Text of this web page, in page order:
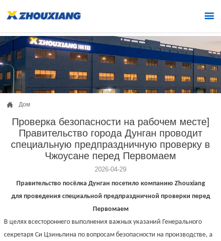

 Дом
Проверка безопасности на рабочем месте]
Правительство города Дунган проводит
специальную предпраздничную проверку в
Чжоусане перед Первомаем
2026-04-29
Правительство посёлка Дунган посетило компанию Zhouxiang
для проведения специальной предпраздничной проверки перед
Первомаем
В целях всестороннего выполнения важных указаний Генерального
секретаря Си Цзиньпина по вопросам безопасности на производстве, а